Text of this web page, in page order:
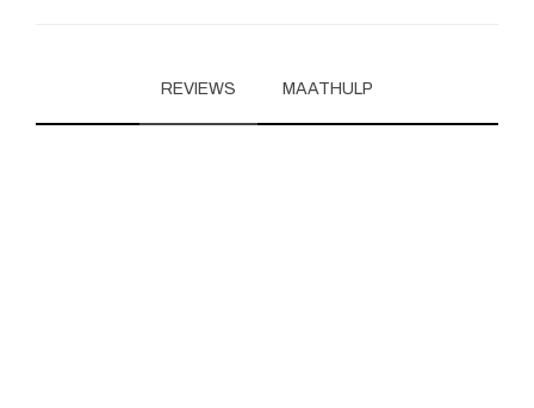
REVIEWS MAATHULP